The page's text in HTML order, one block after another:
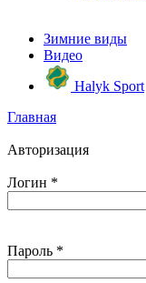
Зимние виды
Видео
Halyk Sport
Главная
Авторизация
Логин *
Пароль *